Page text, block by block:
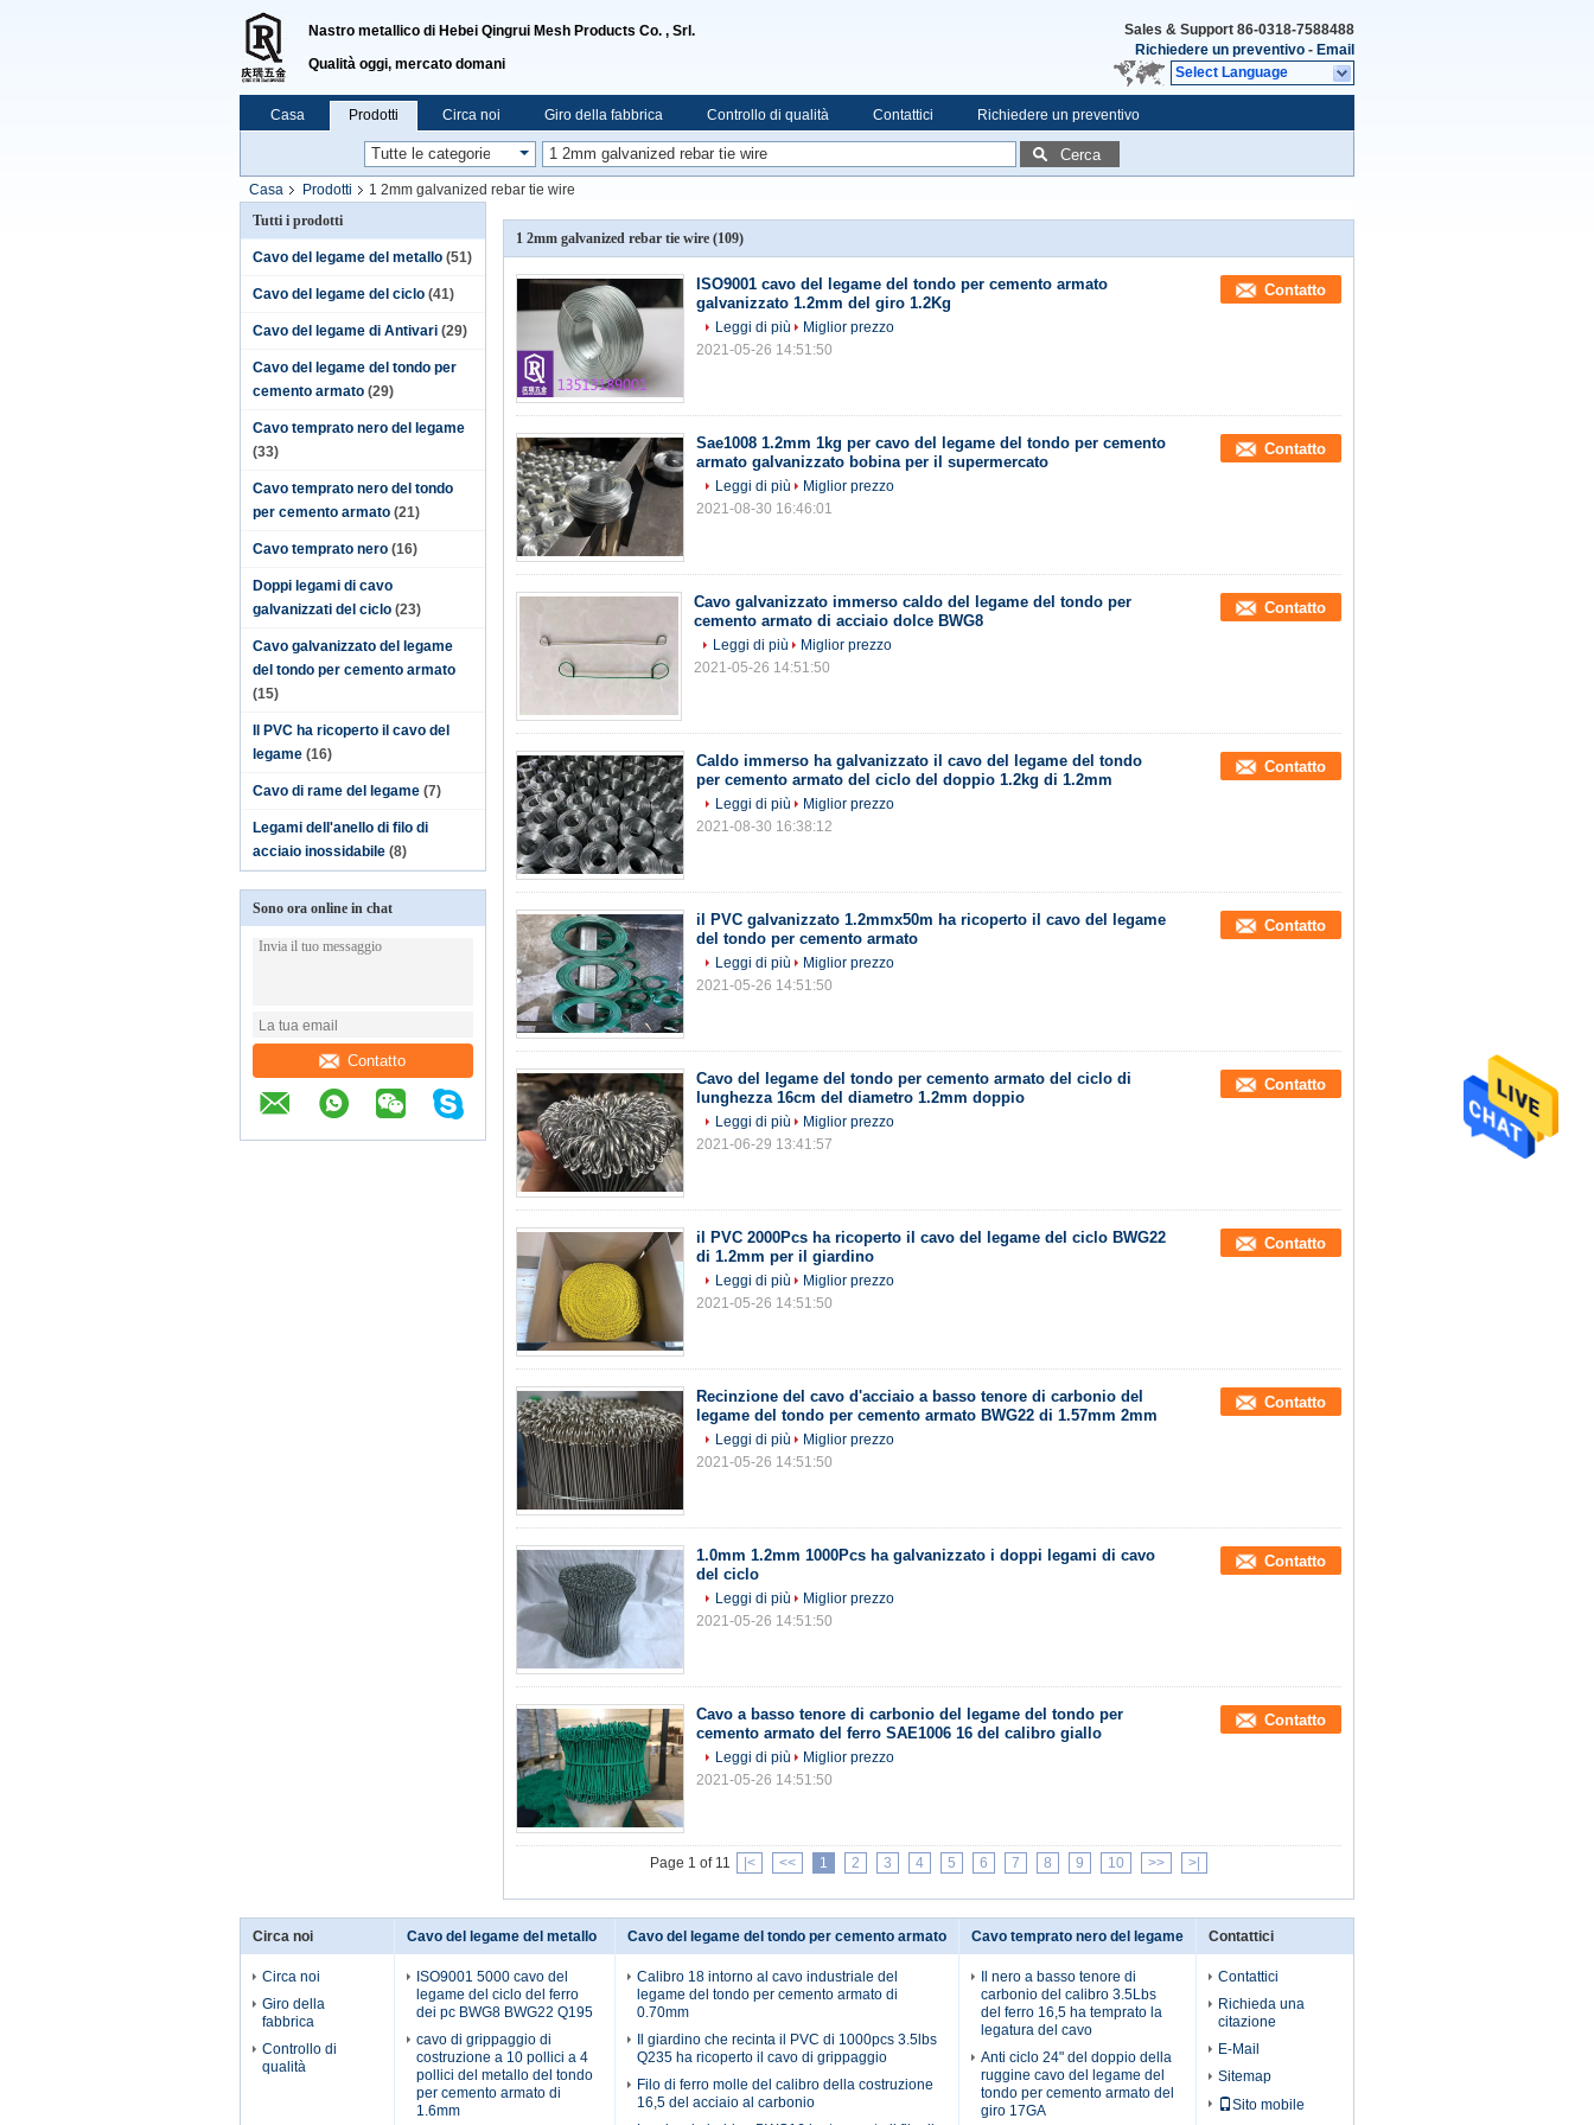
Nastro metallico di Hebei Qingrui Mesh Products Co. , Srl.
Qualità oggi, mercato domani
Sales & Support 86-0318-7588488
Richiedere un preventivo - Email
Select Language
Casa Prodotti Circa noi Giro della fabbrica Controllo di qualità Contattici Richiedere un preventivo
Cerca
Casa Prodotti
1 2mm galvanized rebar tie wire
Tutti i prodotti
Cavo del legame del metallo (51)
Cavo del legame del ciclo (41)
Cavo del legame di Antivari (29)
Cavo del legame del tondo per
cemento armato (29)
Cavo temprato nero del legame
(33)
Cavo temprato nero del tondo
per cemento armato (21)
Cavo temprato nero (16)
Doppi legami di cavo
galvanizzati del ciclo (23)
Cavo galvanizzato del legame
del tondo per cemento armato
(15)
Il PVC ha ricoperto il cavo del
legame (16)
Cavo di rame del legame (7)
Legami dell'anello di filo di
acciaio inossidabile (8)
Sono ora online in chat
Contatto
1 2mm galvanized rebar tie wire (109)
ISO9001 cavo del legame del tondo per cemento armato
galvanizzato 1.2mm del giro 1.2Kg
Contatto
Leggi di più
Miglior prezzo
2021-05-26 14:51:50
Sae1008 1.2mm 1kg per cavo del legame del tondo per cemento
armato galvanizzato bobina per il supermercato
Contatto
Leggi di più
Miglior prezzo
2021-08-30 16:46:01
Cavo galvanizzato immerso caldo del legame del tondo per
cemento armato di acciaio dolce BWG8
Contatto
Leggi di più
Miglior prezzo
2021-05-26 14:51:50
Caldo immerso ha galvanizzato il cavo del legame del tondo
per cemento armato del ciclo del doppio 1.2kg di 1.2mm
Contatto
Leggi di più
Miglior prezzo
2021-08-30 16:38:12
il PVC galvanizzato 1.2mmx50m ha ricoperto il cavo del legame
del tondo per cemento armato
Contatto
Leggi di più
Miglior prezzo
2021-05-26 14:51:50
Cavo del legame del tondo per cemento armato del ciclo di
lunghezza 16cm del diametro 1.2mm doppio
Contatto
Leggi di più
Miglior prezzo
2021-06-29 13:41:57
il PVC 2000Pcs ha ricoperto il cavo del legame del ciclo BWG22
di 1.2mm per il giardino
Contatto
Leggi di più
Miglior prezzo
2021-05-26 14:51:50
Recinzione del cavo d'acciaio a basso tenore di carbonio del
legame del tondo per cemento armato BWG22 di 1.57mm 2mm
Contatto
Leggi di più
Miglior prezzo
2021-05-26 14:51:50
1.0mm 1.2mm 1000Pcs ha galvanizzato i doppi legami di cavo
del ciclo
Contatto
Leggi di più
Miglior prezzo
2021-05-26 14:51:50
Cavo a basso tenore di carbonio del legame del tondo per
cemento armato del ferro SAE1006 16 del calibro giallo
Contatto
Leggi di più
Miglior prezzo
2021-05-26 14:51:50
Page 1 of 11 |< << 1 2 3 4 5 6 7 8 9 10 >> >|
Circa noi
Circa noi
Giro della
fabbrica
Controllo di
qualità
Cavo del legame del metallo
ISO9001 5000 cavo del
legame del ciclo del ferro
dei pc BWG8 BWG22 Q195
cavo di grippaggio di
costruzione a 10 pollici a 4
pollici del metallo del tondo
per cemento armato di
1.6mm
Cavo del legame del tondo per cemento armato
Calibro 18 intorno al cavo industriale del
legame del tondo per cemento armato di
0.70mm
Il giardino che recinta il PVC di 1000pcs 3.5lbs
Q235 ha ricoperto il cavo di grippaggio
Filo di ferro molle del calibro della costruzione
16,5 del acciaio al carbonio
Cavo temprato nero del legame
Il nero a basso tenore di
carbonio del calibro 3.5Lbs
del ferro 16,5 ha temprato la
legatura del cavo
Anti ciclo 24" del doppio della
ruggine cavo del legame del
tondo per cemento armato del
giro 17GA
Contattici
Contattici
Richieda una
citazione
E-Mail
Sitemap
Sito mobile